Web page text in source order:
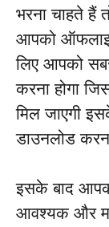
भरना चाहते हैं
आपको
लिए आपको
करना होगा
मिल जाएगी
डाउनलोड
इसके बाद
आवश्यक और